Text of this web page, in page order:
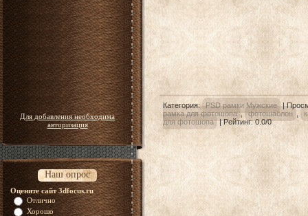
Для добавления необходима
авторизация
Наш опрос
Оцените сайт 3dfocus.ru
Отлично
Хорошо
Категория: PSD рамки Мужские |
рамка для фотошопа , фотошаблон
для фотошопа |Рейтинг:0.0/0